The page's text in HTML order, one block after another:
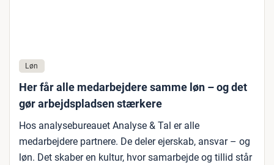
Løn
Her får alle medarbejdere samme løn – og det
gør arbejdspladsen stærkere
Hos analysebureauet Analyse & Tal er alle
medarbejdere partnere. De deler ejerskab, ansvar – og
løn. Det skaber en kultur, hvor samarbejde og tillid står